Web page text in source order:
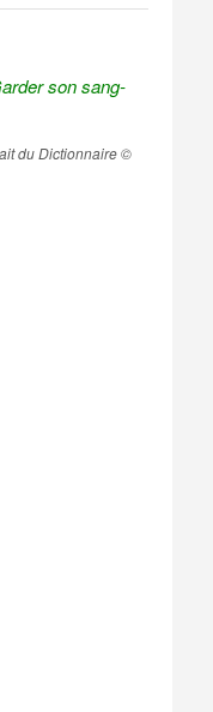
son sang-
du Dictionnaire ©